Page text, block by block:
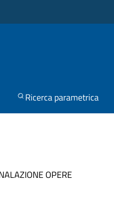
Ricerca parametrica
OPERE